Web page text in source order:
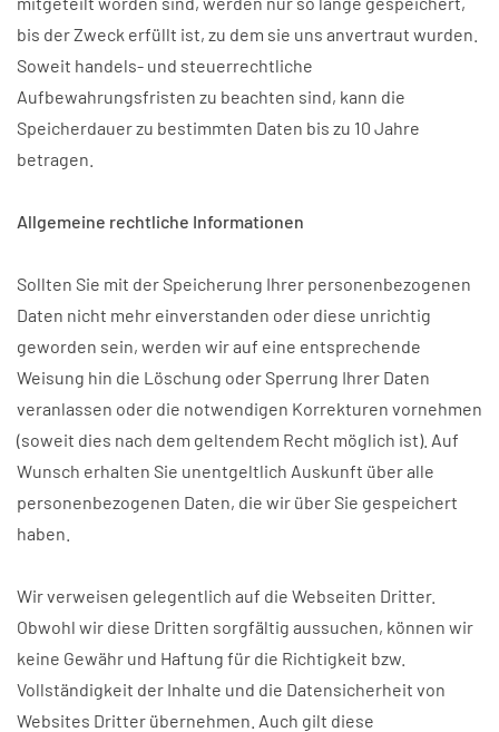
bis der Zweck erfüllt ist, zu dem sie uns anvertraut wurden.
Soweit handels- und steuerrechtliche
Aufbewahrungsfristen zu beachten sind, kann die
Speicherdauer zu bestimmten Daten bis zu 10 Jahre
betragen.
Allgemeine rechtliche Informationen
Sollten Sie mit der Speicherung Ihrer personenbezogenen
Daten nicht mehr einverstanden oder diese unrichtig
geworden sein, werden wir auf eine entsprechende
Weisung hin die Löschung oder Sperrung Ihrer Daten
veranlassen oder die notwendigen Korrekturen vornehmen
(soweit dies nach dem geltendem Recht möglich ist). Auf
Wunsch erhalten Sie unentgeltlich Auskunft über alle
personenbezogenen Daten, die wir über Sie gespeichert
haben.
Wir verweisen gelegentlich auf die Webseiten Dritter.
Obwohl wir diese Dritten sorgfältig aussuchen, können wir
keine Gewähr und Haftung für die Richtigkeit bzw.
Vollständigkeit der Inhalte und die Datensicherheit von
Websites Dritter übernehmen. Auch gilt diese